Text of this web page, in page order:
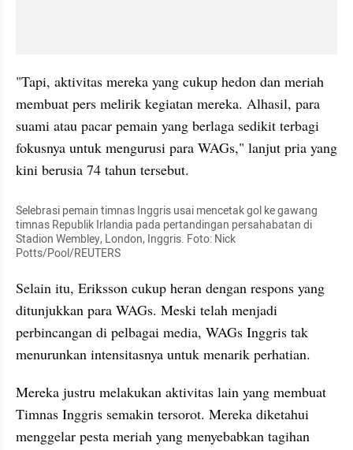
"Tapi, aktivitas mereka yang cukup hedon dan meriah
membuat pers melirik kegiatan mereka. Alhasil, para
suami atau pacar pemain yang berlaga sedikit terbagi
fokusnya untuk mengurusi para WAGs," lanjut pria yang
kini berusia 74 tahun tersebut.
Selebrasi pemain timnas Inggris usai mencetak gol ke gawang
timnas Republik Irlandia pada pertandingan persahabatan di
Stadion Wembley, London, Inggris. Foto: Nick
Potts/Pool/REUTERS
Selain itu, Eriksson cukup heran dengan respons yang
ditunjukkan para WAGs. Meski telah menjadi
perbincangan di pelbagai media, WAGs Inggris tak
menurunkan intensitasnya untuk menarik perhatian.
Mereka justru melakukan aktivitas lain yang membuat
Timnas Inggris semakin tersorot. Mereka diketahui
menggelar pesta meriah yang menyebabkan tagihan